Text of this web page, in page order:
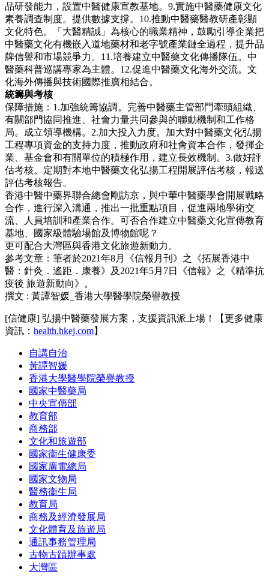
品研發能力，設置中醫健康宣教基地。9.實施中醫藥健康文化
素養調查制度。提供數據支撐。10.推動中醫藥醫教研產彰顯
文化特色。「大醫精誠」為核心的職業精神，鼓勵引導企業把
中醫藥文化有機嵌入道地藥材和老字號產業鏈全過程，提升品
牌信譽和市場競爭力。11.培養建立中醫藥文化傳播隊伍。中
醫藥科普巡講專家為主體。12.促進中醫藥文化海外交流。文
化海外傳播與技術國際推廣相結合。
統籌與考核
保障措施：1.加強統籌協調。完善中醫藥主管部門牽頭組織、
有關部門協同推進、社會力量共同參與的聯動機制和工作格
局。成立領導機構。2.加大投入力度。加大對中醫藥文化弘揚
工程專項資金的支持力度，推動政府和社會資本合作，發揮企
業、基金會和有關單位的積極作用，建立長效機制。3.做好評
估考核。定期對本地中醫藥文化弘揚工程開展評估考核，報送
評估考核報告。
香港中醫中藥界聯合總會剛訪京，與中華中醫藥學會開展戰略
合作，進行深入溝通，推出一批重點項目，促進兩地學術交
流、人員培訓和產業合作。可否合作建立中醫藥文化宣傳教育
基地、國家級體驗場館及博物館呢？
更可配合大灣區與香港文化旅遊新動力。
參考文章：筆者於2021年8月《信報月刊》之《拓展香港中
醫：針灸．遙距．康養》及2021年5月7日《信報》之《精準抗
疫後 旅遊新動向》。
撰文 : 黃譚智媛_香港大學醫學院榮譽教授
[信健康] 弘揚中醫藥發展方案，支援資訊派上場！【更多健康
資訊： health.hkej.com】
自講自治
黃譚智媛
香港大學醫學院榮譽教授
國家中醫藥局
中央宣傳部
教育部
商務部
文化和旅遊部
國家衞生健康委
國家廣電總局
國家文物局
醫務衞生局
教育局
商務及經濟發展局
文化體育及旅遊局
通訊事務管理局
古物古蹟辦事處
大灣區